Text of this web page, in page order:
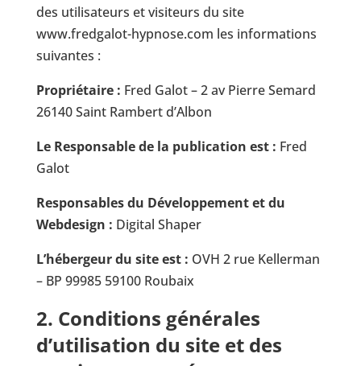
des utilisateurs et visiteurs du site
www.fredgalot-hypnose.com les informations
suivantes :
Propriétaire : Fred Galot – 2 av Pierre Semard
26140 Saint Rambert d’Albon
Le Responsable de la publication est : Fred
Galot
Responsables du Développement et du
Webdesign : Digital Shaper
L’hébergeur du site est : OVH 2 rue Kellerman
– BP 99985 59100 Roubaix
2. Conditions générales
d’utilisation du site et des